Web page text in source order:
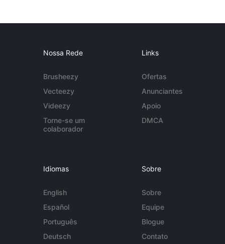
Nossa Rede
Brusheezy
Vecteezy
Videezy
Torne-se um
colaborador
Links
Ofertas
Anunciantes
Apoio
DMCA
Idiomas
English
Español
Português
Deutsch
Sobre
Sobre
Equipe
Blogue
Contato